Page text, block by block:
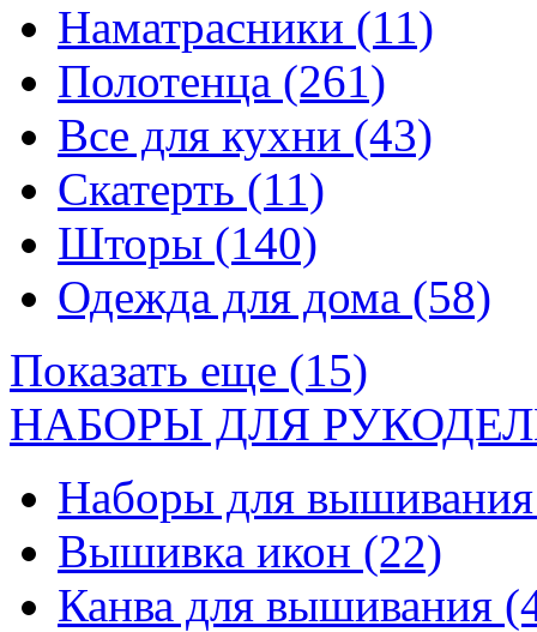
Наматрасники (11)
Полотенца (261)
Все для кухни (43)
Скатерть (11)
Шторы (140)
Одежда для дома (58)
Показать еще (15)
НАБОРЫ ДЛЯ
Наборы для
Вышивка икон (22)
Канва для вышивания